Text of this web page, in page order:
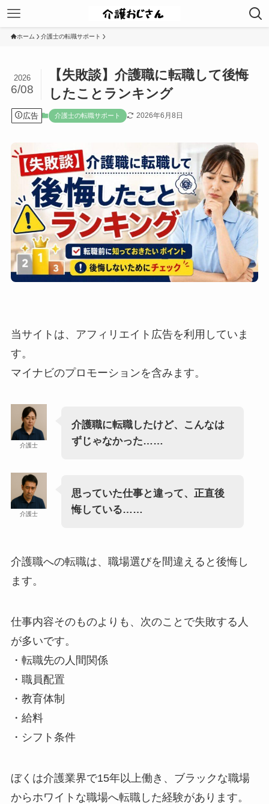
ホーム 介護士の転職サポート
【失敗談】介護職に転職して後悔
したことランキング
2026
6/08
広告 介護士の転職サポート 2026年6月8日
当サイトは、アフィリエイト広告を利用していま
す。
マイナビのプロモーションを含みます。
介護士
介護職に転職したけど、こんなは
ずじゃなかった……
介護士
思っていた仕事と違って、正直後
悔している……
介護職への転職は、職場選びを間違えると後悔し
ます。
仕事内容そのものよりも、次のことで失敗する人
が多いです。
・転職先の人間関係
・職員配置
・教育体制
・給料
・シフト条件
ぼくは介護業界で15年以上働き、ブラックな職場
からホワイトな職場へ転職した経験があります。